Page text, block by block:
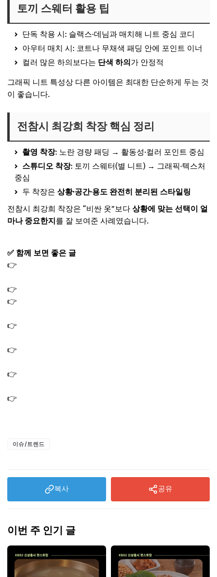
토끼 스웨터 활용 팁
단독 착용 시: 슬랙스·데님과 매치해 니트 중심 코디
아우터 매치 시: 코트나 무채색 패딩 안에 포인트 이너
컬러 많은 하의보다는 단색 하의가 안정적
그래픽 니트 특성상 다른 아이템은 최대한 단순하게 두는 것
이 좋습니다.
전참시 최강희 착장 핵심 정리
촬영 착장: 노란 경량 패딩 → 활동성·컬러 포인트 중심
스튜디오 착장: 토끼 스웨터(별 니트) → 그래픽·텍스처
중심
두 착장은 상황·공간·용도 완전히 분리된 스타일링
전참시 최강희 착장은 “비싼 옷”보다 상황에 맞는 선택이 얼
마나 중요한지를 잘 보여준 사례였습니다.
✅ 함께 보면 좋은 글
👉
👉
👉
👉
👉
👉
👉
이슈/트렌드
복사 공유
이번 주 인기 글